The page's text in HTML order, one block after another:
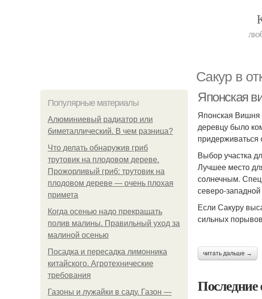
Сакур в
Популярные материалы
Алюминиевый радиатор или
биметаллический. В чем разница?
Что делать обнаружив гриб
трутовик на плодовом дереве.
Прожорливый гриб: трутовик на
плодовом дереве — очень плохая
примета
Когда осенью надо прекращать
полив малины. Правильный уход за
малиной осенью
Посадка и пересадка лимонника
китайского. Агротехнические
требования
Газоны и лужайки в саду. Газон —
Японская
Японская Вишня
деревцу было
Выбор участка
Лучшее место
солнечным.
северо-западной
Если Сакуру
сильных
читать дальше →
Последние